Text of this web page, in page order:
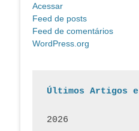
Acessar
Feed de posts
Feed de comentários
WordPress.org
Últimos Artigos
2026